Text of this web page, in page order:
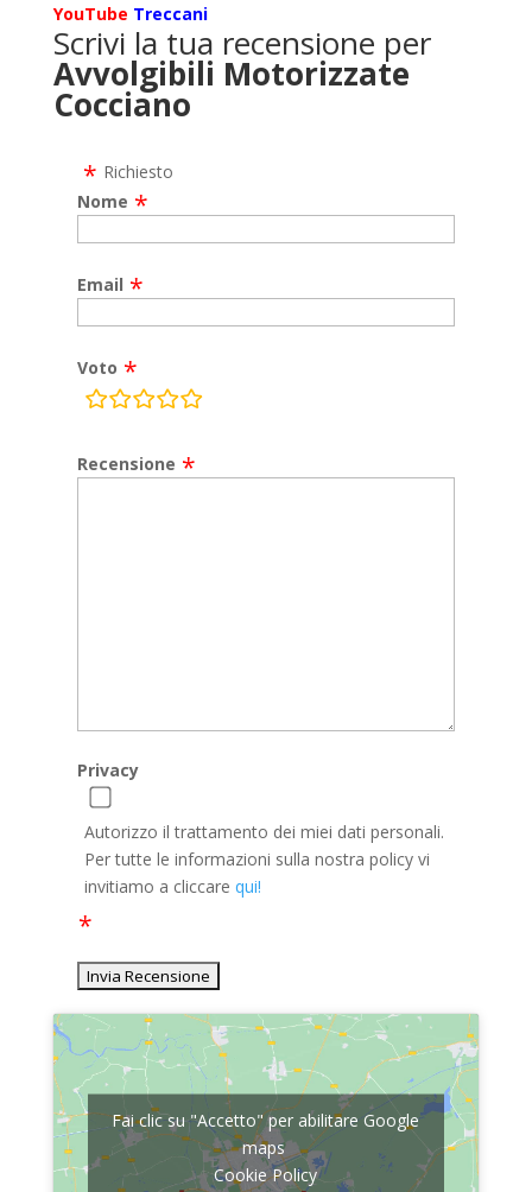
YouTube Treccani
Scrivi la tua recensione per
Avvolgibili Motorizzate
Cocciano
Richiesto
Nome
Email
Voto
rating
Recensione
Privacy
Autorizzo il trattamento dei miei dati personali.
Per tutte le informazioni sulla nostra policy vi
invitiamo a cliccare qui!
Fai clic su "Accetto" per abilitare Google
maps
Cookie Policy